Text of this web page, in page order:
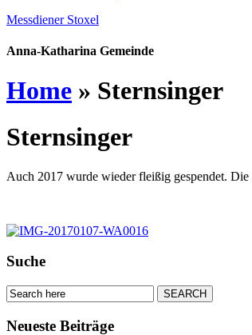
Messdiener Stoxel
Anna-Katharina Gemeinde
Home » Sternsinger
Sternsinger
Auch 2017 wurde wieder fleißig gespendet.
Suche
Neueste Beiträge